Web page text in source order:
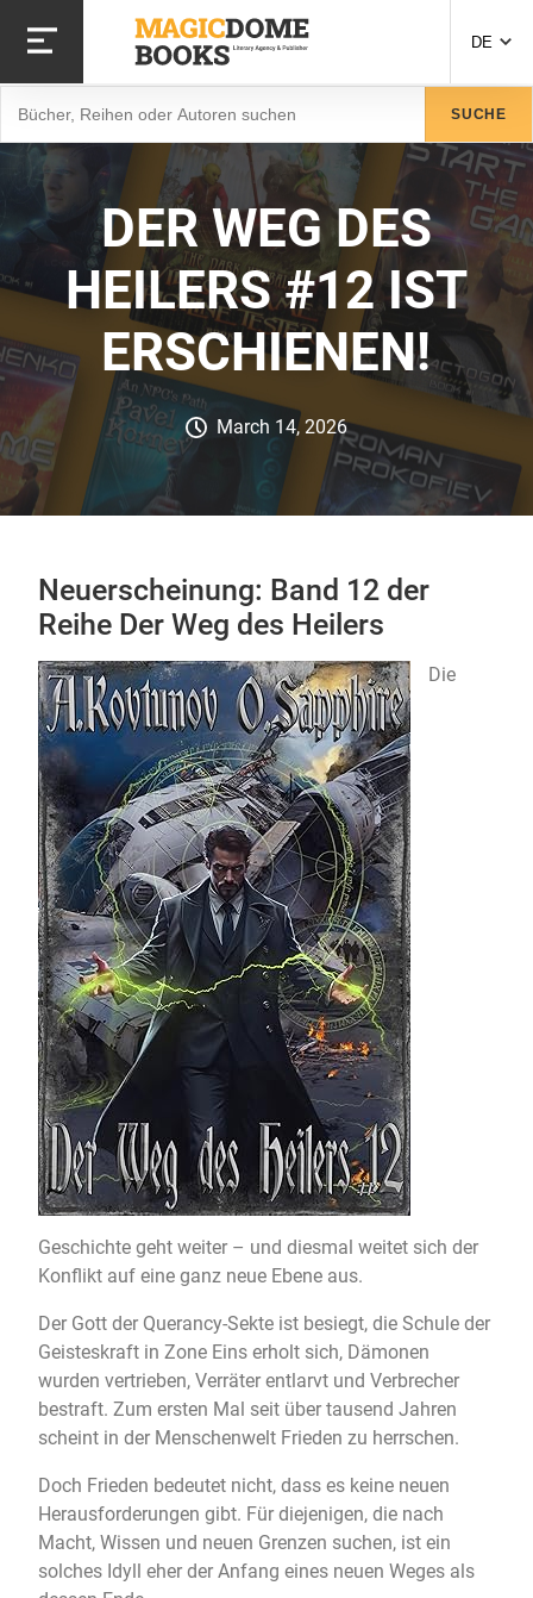
zum
Inhalt
DE
SUCHE
DER WEG DES
HEILERS #12 IST
ERSCHIENEN!
March 14, 2026
Neuerscheinung: Band 12 der
Reihe Der Weg des Heilers
Die
Geschichte geht weiter – und diesmal weitet sich der
Konflikt auf eine ganz neue Ebene aus.
Der Gott der Querancy-Sekte ist besiegt, die Schule der
Geisteskraft in Zone Eins erholt sich, Dämonen
wurden vertrieben, Verräter entlarvt und Verbrecher
bestraft. Zum ersten Mal seit über tausend Jahren
scheint in der Menschenwelt Frieden zu herrschen.
Doch Frieden bedeutet nicht, dass es keine neuen
Herausforderungen gibt. Für diejenigen, die nach
Macht, Wissen und neuen Grenzen suchen, ist ein
solches Idyll eher der Anfang eines neuen Weges als